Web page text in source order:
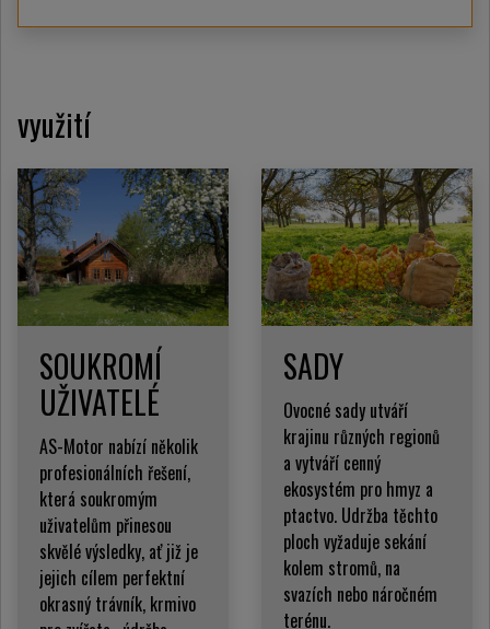
využití
SOUKROMÍ
UŽIVATELÉ
AS-Motor nabízí několik
profesionálních řešení,
která soukromým
uživatelům přinesou
skvělé výsledky, ať již je
jejich cílem perfektní
okrasný trávník, krmivo
SADY
Ovocné sady utváří
krajinu různých regionů
a vytváří cenný
ekosystém pro hmyz a
ptactvo. Udržba těchto
ploch vyžaduje sekání
kolem stromů, na
svazích nebo náročném
terénu.